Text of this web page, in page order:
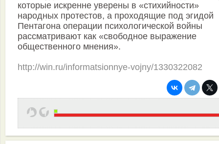
которые искренне уверены в «стихийности»
народных протестов, а проходящие под эгидой
Пентагона операции психологической войны
рассматривают как «свободное выражение
общественного мнения».
http://win.ru/informatsionnye-vojny/1330322082